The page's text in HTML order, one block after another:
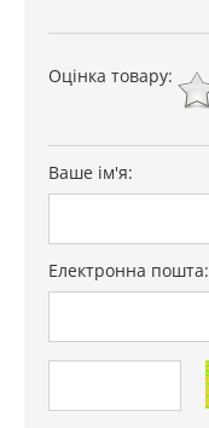
Оцінка товару:
Ваше ім'я:
Електронна пошта: